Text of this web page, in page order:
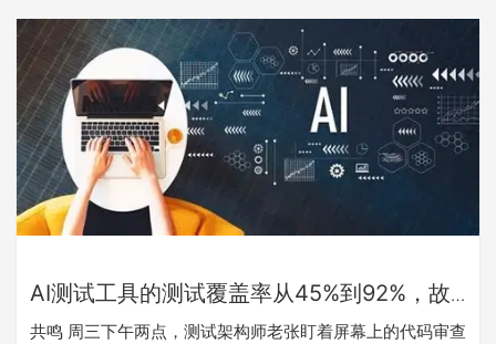
师，他们能一眼看出“这个用例逻辑不对”，但当被追问“哪里
不对，应该怎么改”时，答案变得模糊：“感觉……好像少了点
业务语义的考量。”他们失去了判断“好”的具体能力。 这事儿
让我想起一个更广为人知的矛…
AI测试工具的测试覆盖率从45%到92%，故
障率反而涨了15%
共鸣 周三下午两点，测试架构师老张盯着屏幕上的代码审查